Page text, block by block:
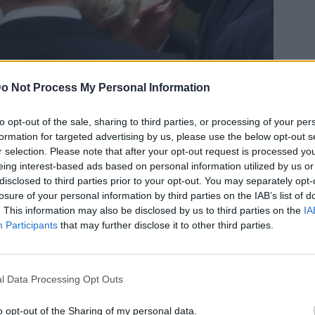
Not Process My Personal Information
opt-out of the sale, sharing to third parties, or processing of your
for targeted advertising by us, please use the below opt-out
selection. Please note that after your opt-out request is processed
interest-based ads based on personal information utilized by us
to third parties prior to your opt-out. You may separately
of your personal information by third parties on the IAB’s list of
This information may also be disclosed by us to third parties on the
Participants that may further disclose it to other third parties.
Data Processing Opt Outs
opt-out of the Sharing of my personal data.
Bluesky Email Copy Link
αναφορικά με τις ενέργειες στις
για την καλύτερη φύλαξη των
διαδοχικές τηλεφωνικές συνομιλίες με την
Εμμανουέλ Μακρόν.